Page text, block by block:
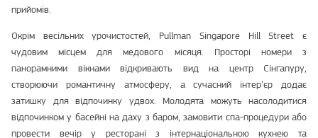
прийомів.
Окрім весільних урочистостей, Pullman Singapore Hill Street є
чудовим місцем для медового місяця. Просторі номери з
панорамними вікнами відкривають вид на центр Сінгапуру,
створюючи романтичну атмосферу, а сучасний інтер’єр додає
затишку для відпочинку удвох. Молодята можуть насолодитися
відпочинком у басейні на даху з баром, замовити спа-процедури або
провести вечір у ресторані з інтернаціональною кухнею та